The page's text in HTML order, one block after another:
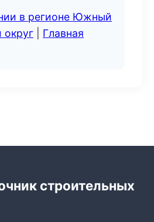
в регионе Южный
округ
Главная
строительных